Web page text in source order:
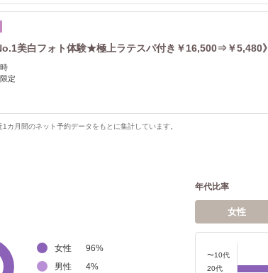
美白フォト体験★極上ラテスパ付き￥16,500⇒￥5,480》
定
カ月間のネット予約データをもとに集計しています。
女性 96%
男性
4%
年代比率
女性
〜10代
20代